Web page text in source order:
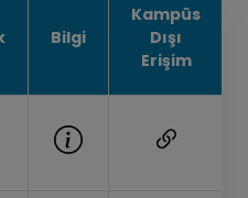
Bilgi
Kampüs
Dışı
Erişim